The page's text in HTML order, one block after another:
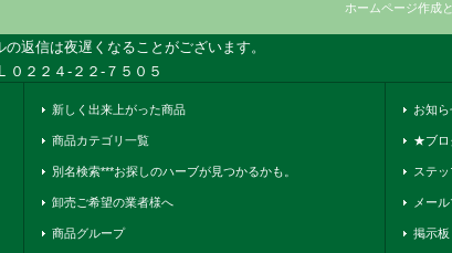
ホームページ作成
返信は夜遅くなることがございます。
２２４-２２-７５０５
新しく出来上がった商品
商品カテゴリ一覧
別名検索***お探しのハーブが見つかるかも。
卸売ご希望の業者様へ
商品グループ
お知ら
★ブ
ステ
メー
掲示板